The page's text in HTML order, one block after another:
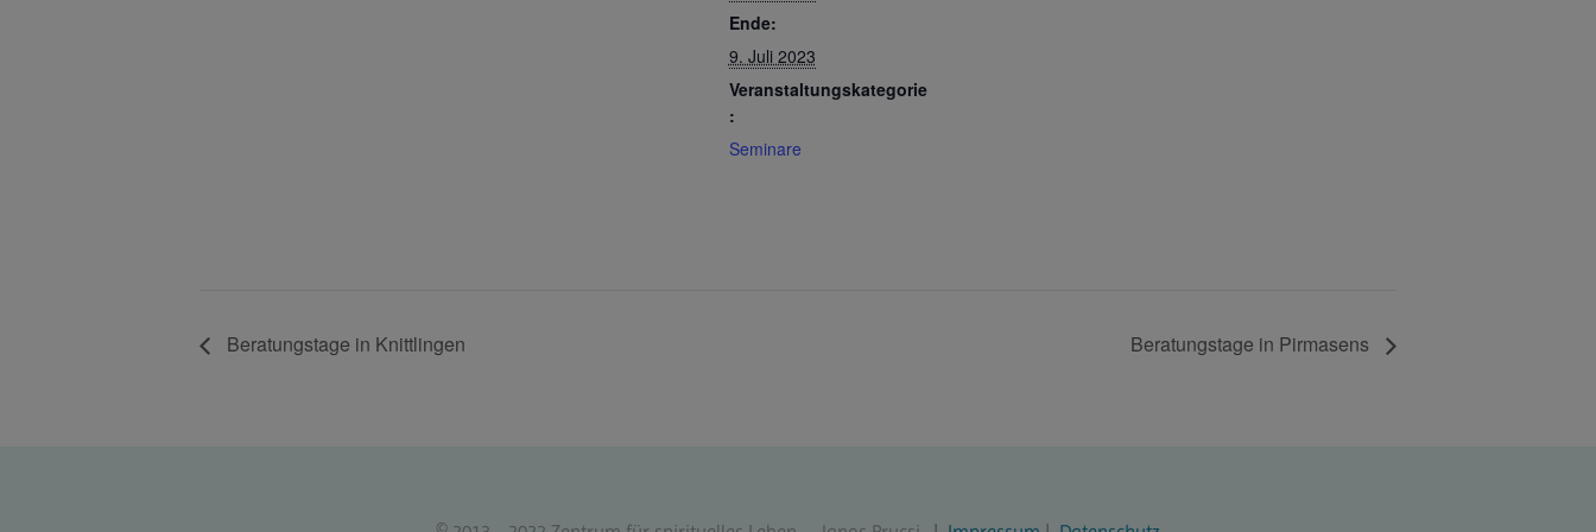
Ende:
9. Juli 2023
Veranstaltungskategorie
:
Seminare
Beratungstage in Knittlingen Beratungstage in Pirmasens